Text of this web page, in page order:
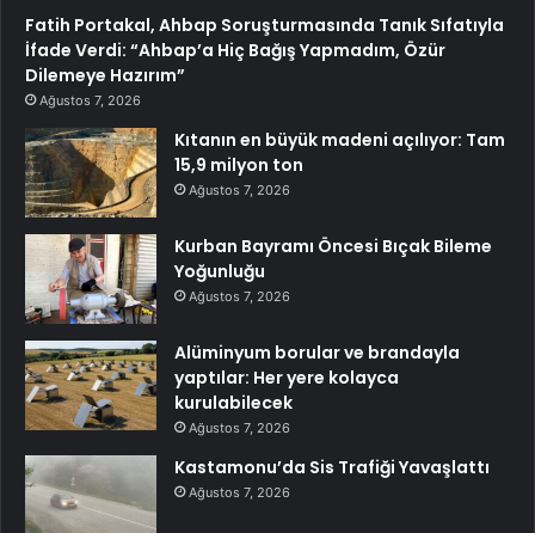
Fatih Portakal, Ahbap Soruşturmasında Tanık Sıfatıyla
İfade Verdi: “Ahbap’a Hiç Bağış Yapmadım, Özür
Dilemeye Hazırım”
Ağustos 7, 2026
Kıtanın en büyük madeni açılıyor: Tam
15,9 milyon ton
Ağustos 7, 2026
Kurban Bayramı Öncesi Bıçak Bileme
Yoğunluğu
Ağustos 7, 2026
Alüminyum borular ve brandayla
yaptılar: Her yere kolayca
kurulabilecek
Ağustos 7, 2026
Kastamonu’da Sis Trafiği Yavaşlattı
Ağustos 7, 2026